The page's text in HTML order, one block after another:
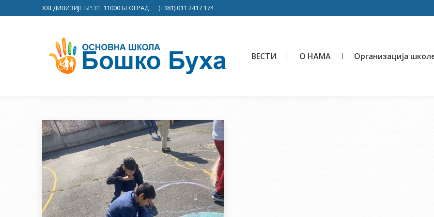
XXI ДИВИЗИЈЕ БР.31, 11000 БЕОГРАД (+381) 011 2417 174
ВЕСТИ О НАМА Организација